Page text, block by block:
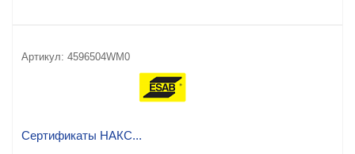
Артикул: 4596504WM0
Сертификаты НАКС...